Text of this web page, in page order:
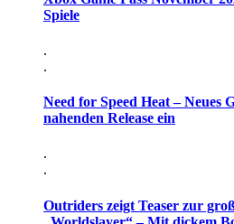
Spiele
.
.
Need for Speed Heat – Neues
nahenden Release ein
.
.
Outriders zeigt Teaser zur